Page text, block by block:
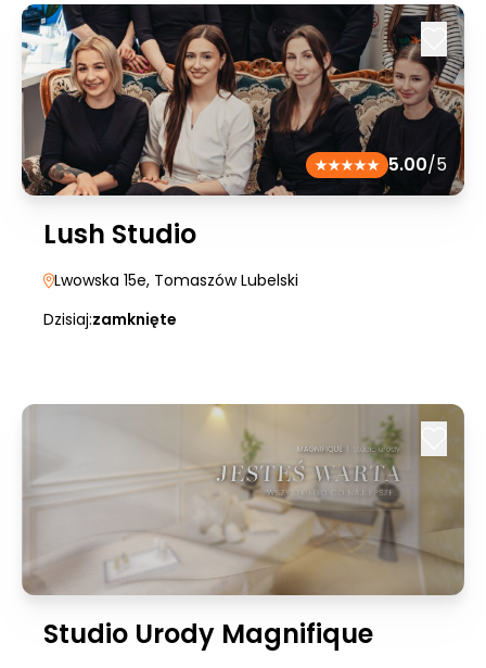
5.00/5
Lush Studio
Lwowska 15e, Tomaszów Lubelski
Dzisiaj:zamknięte
Studio Urody Magnifique